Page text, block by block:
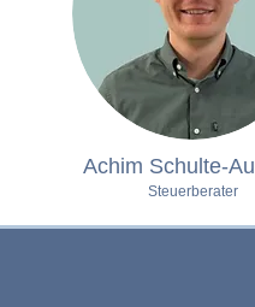
Achim Schulte-
Steuerberater